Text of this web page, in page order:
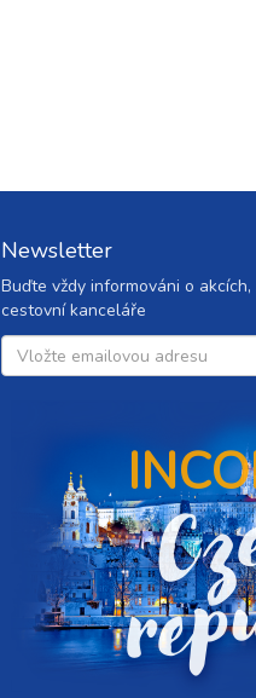
Newsletter
Buďte vždy informováni o
cestovní kanceláře